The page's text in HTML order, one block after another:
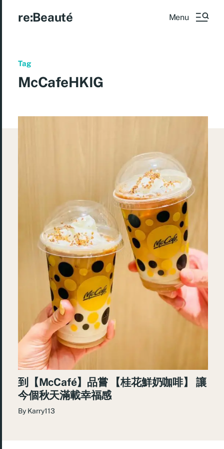
re:Beauté Menu
Tag
McCafeHKIG
到【McCafé】品嘗 【桂花鮮奶咖啡】 讓
今個秋天滿載幸福感
By Karry113